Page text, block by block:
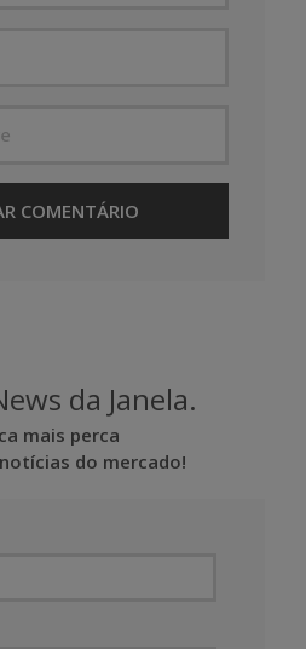
da Janela.
mais perca
do mercado!